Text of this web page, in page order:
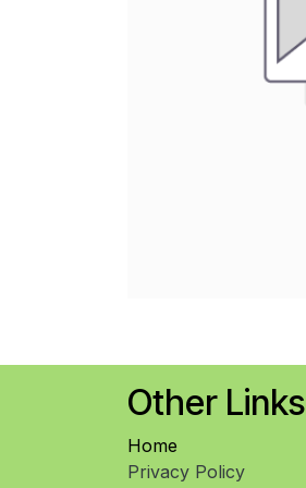
Other Links
Home
Privacy Policy